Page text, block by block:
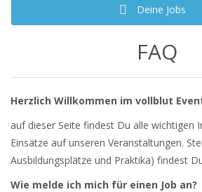
Deine Jobs
FAQ
Herzlich Willkommen im vollblut
auf dieser Seite findest Du alle wichtigen
Einsätze auf unseren Veranstaltungen.
Ausbildungsplätze und Praktika) findest
Wie melde ich mich für einen Job an?